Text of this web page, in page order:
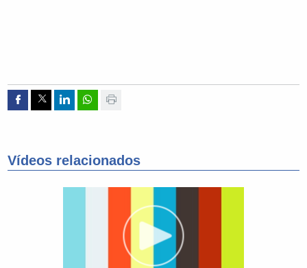
Compartir por Facebook
Compartir por Twitter
Compartir por Linkedin
Compartir por whatsapp
Imprimir
Vídeos relacionados